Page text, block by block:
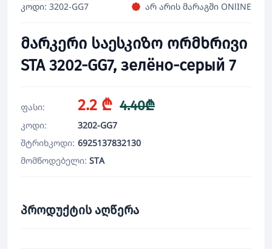
კოდი: 3202-GG7 არ არის მარაგში ONlINE
მარკერი საესკიზო ორმხრივი
STA 3202-GG7, зелёно-серый 7
ფასი: 2.2 ₾ 4.40₾
კოდი:
3202-GG7
შტრიხკოდი: 6925137832130
მომწოდებელი: STA
პროდუქტის აღწერა